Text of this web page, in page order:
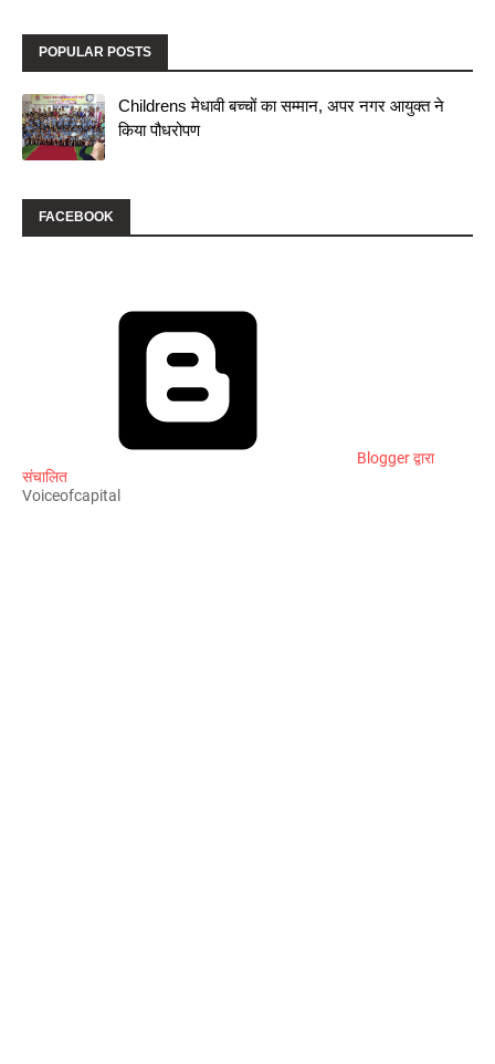
POPULAR POSTS
Childrens मेधावी बच्चों का सम्मान, अपर नगर आयुक्त ने
किया पौधरोपण
FACEBOOK
Blogger द्वारा
संचालित
Voiceofcapital